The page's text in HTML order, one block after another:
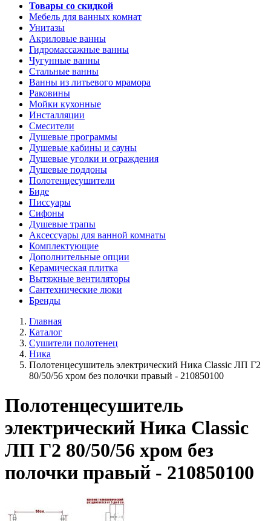
Товары со скидкой
Мебель для ванных комнат
Унитазы
Акриловые ванны
Гидромассажные ванны
Чугунные ванны
Стальные ванны
Ванны из литьевого мрамора
Раковины
Мойки кухонные
Инсталляции
Смесители
Душевые программы
Душевые кабины и сауны
Душевые уголки и ограждения
Душевые поддоны
Полотенцесушители
Биде
Писсуары
Сифоны
Душевые трапы
Аксессуары для ванной комнаты
Комплектующие
Дополнительные опции
Керамическая плитка
Вытяжные вентиляторы
Сантехнические люки
Бренды
Главная
Каталог
Сушители полотенец
Ника
Полотенцесушитель электрический Ника Classic ЛП Г2
80/50/56 хром без полочки правый - 210850100
Полотенцесушитель
электрический Ника Classic
ЛП Г2 80/50/56 хром без
полочки правый - 210850100